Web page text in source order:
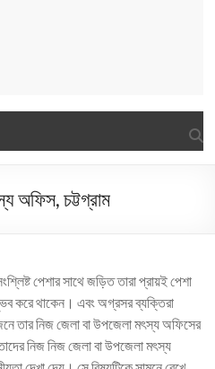
অফিস, চট্টগ্রাম
পেশার সাথে জড়িত তারা প্রায়ই পেশা
করে থাকেন। এবং অগ্রসর ব্যক্তিরা
তার নিজ জেলা বা উপজেলা মৎস্য অফিসের
নিজ নিজ জেলা বা উপজেলা মৎস্য